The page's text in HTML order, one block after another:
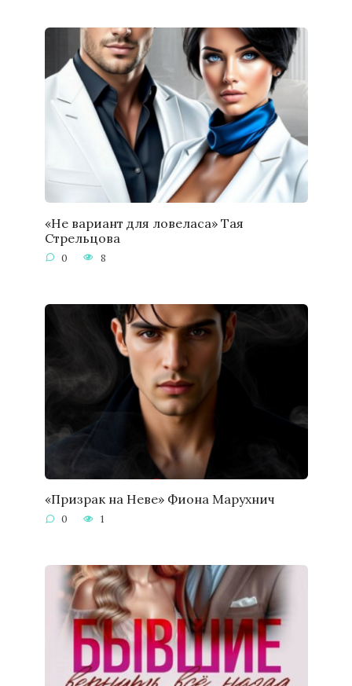
«Не вариант для ловеласа» Тая
Стрельцова
0 8
«Призрак на Неве» Фиона Марухнич
0 1